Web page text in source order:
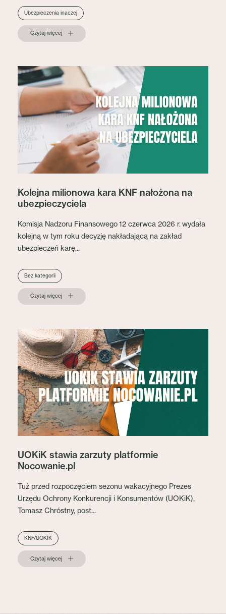
Ubezpieczenia inaczej
Czytaj więcej
Kolejna milionowa kara KNF nałożona na
ubezpieczyciela
Komisja Nadzoru Finansowego 12 czerwca 2026 r. wydała
kolejną w tym roku decyzję nakładającą na zakład
ubezpieczeń karę...
Bez kategorii
Czytaj więcej
UOKiK stawia zarzuty platformie
Nocowanie.pl
Tuż przed rozpoczęciem sezonu wakacyjnego Prezes
Urzędu Ochrony Konkurencji i Konsumentów (UOKiK),
Tomasz Chróstny, post...
KNF/UOKIK
Czytaj więcej